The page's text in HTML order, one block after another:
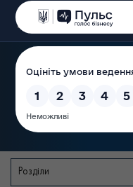
Розділи